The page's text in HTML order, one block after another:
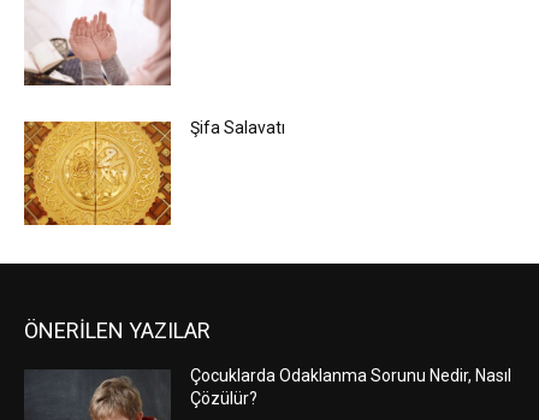
Şifa Salavatı
ÖNERİLEN YAZILAR
Çocuklarda Odaklanma Sorunu Nedir, Nasıl
Çözülür?